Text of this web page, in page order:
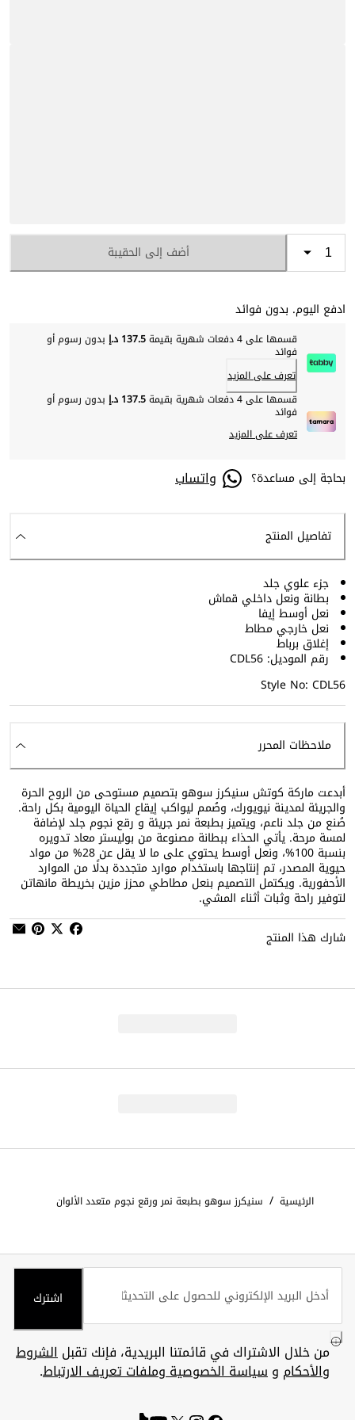
أضف إلى الحقيبة
ادفع اليوم. بدون فوائد
قسمها على 4 دفعات شهرية بقيمة 137.5 د.إ بدون رسوم أو
فوائد
تعرف على المزيد
قسمها على 4 دفعات شهرية بقيمة
137.5 د.إ بدون رسوم أو
فوائد
تعرف على المزيد
بحاجة إلى مساعدة؟ واتساب
تفاصيل المنتج
جزء علوي جلد
بطانة ونعل داخلي قماش
نعل أوسط إيفا
نعل خارجي مطاط
إغلاق برباط
رقم الموديل: CDL56
Style No: CDL56
ملاحظات المحرر
أبدعت ماركة كوتش سنيكرز سوهو بتصميم مستوحى من الروح الحرة
والجريئة لمدينة نيويورك، وصُمم ليواكب إيقاع الحياة اليومية بكل راحة.
صُنع من جلد ناعم، ويتميز بطبعة نمر جريئة و رقع نجوم جلد لإضافة
لمسة مرحة. يأتي الحذاء ببطانة مصنوعة من بوليستر معاد تدويره
بنسبة 100%، ونعل أوسط يحتوي على ما لا يقل عن 28% من مواد
حيوية المصدر، تم إنتاجها باستخدام موارد متجددة بدلًا من الموارد
الأحفورية. ويكتمل التصميم بنعل مطاطي محزز مزين بخريطة مانهاتن
لتوفير راحة وثبات أثناء المشي.
شارك هذا المنتج
الرئيسية / سنيكرز سوهو بطبعة نمر ورقع نجوم متعدد الألوان
اشترك
من خلال الاشتراك في قائمتنا البريدية، فإنك تقبلالشروط
والأحكام وسياسة الخصوصية وملفات تعريف الارتباط.